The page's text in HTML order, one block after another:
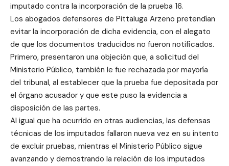
imputado contra la incorporación de la prueba 16.
Los abogados defensores de Pittaluga Arzeno pretendían
evitar la incorporación de dicha evidencia, con el alegato
de que los documentos traducidos no fueron notificados.
Primero, presentaron una objeción que, a solicitud del
Ministerio Público, también le fue rechazada por mayoría
del tribunal, al establecer que la prueba fue depositada por
el órgano acusador y que este puso la evidencia a
disposición de las partes.
Al igual que ha ocurrido en otras audiencias, las defensas
técnicas de los imputados fallaron nueva vez en su intento
de excluir pruebas, mientras el Ministerio Público sigue
avanzando y demostrando la relación de los imputados